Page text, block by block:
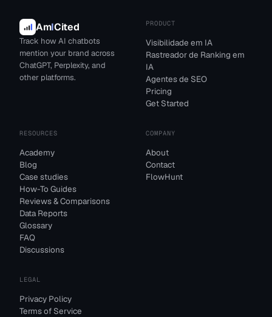
AmICited
Track how AI chatbots
mention your brand across
ChatGPT, Perplexity, and
other platforms.
PRODUCT
Visibilidade em IA
Rastreador de Ranking em
IA
Agentes de SEO
Pricing
Get Started
RESOURCES
Academy
Blog
Case studies
How-To Guides
Reviews & Comparisons
Data Reports
Glossary
FAQ
Discussions
COMPANY
About
Contact
FlowHunt
LEGAL
Privacy Policy
Terms of Service